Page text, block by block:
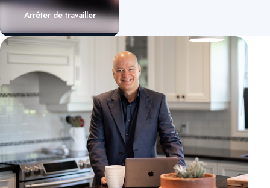
Arrêter de travailler